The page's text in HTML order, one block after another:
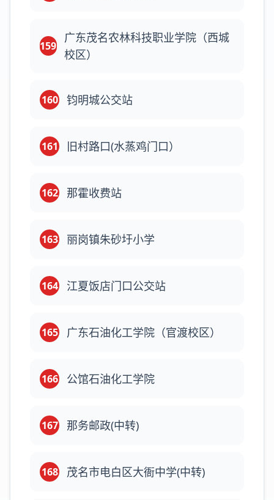
159
广东茂名农林科技职业学院（西城
校区）
160 钧明城公交站
161 旧村路口(水蒸鸡门口）
162 那霍收费站
163 丽岗镇朱砂圩小学
164 江夏饭店门口公交站
165 广东石油化工学院（官渡校区）
166 公馆石油化工学院
167 那务邮政(中转)
168 茂名市电白区大衙中学(中转)